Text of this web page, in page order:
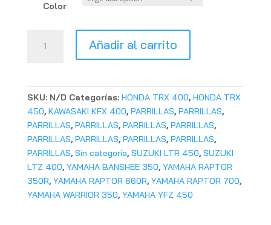
Color
PARRILLAS
Añadir al carrito
SKU: N/D Categorías: HONDA TRX 400, HONDA TRX
450, KAWASAKI KFX 400, PARRILLAS, PARRILLAS,
PARRILLAS, PARRILLAS, PARRILLAS, PARRILLAS,
PARRILLAS, PARRILLAS, PARRILLAS, PARRILLAS,
PARRILLAS, Sin categoría, SUZUKI LTR 450, SUZUKI
LTZ 400, YAMAHA BANSHEE 350, YAMAHA RAPTOR
350R, YAMAHA RAPTOR 660R, YAMAHA RAPTOR 700,
YAMAHA WARRIOR 350, YAMAHA YFZ 450